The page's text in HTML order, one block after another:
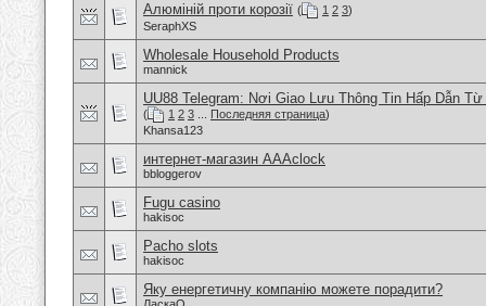
Алюміній проти корозії ( 1 2 3)
SeraphXS
Wholesale Household Products
mannick
UU88 Telegram: Nơi Giao Lưu Thông Tin Hấp Dẫn
( 1 2 3 Последняя страница)
Khansa123
интернет-магазин AAAclock
bbloggerov
Fugu casino
hakisoc
Pacho slots
hakisoc
Яку енергетичну компанію можете порадити?